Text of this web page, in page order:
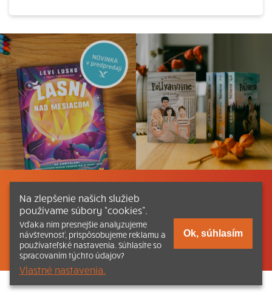
Listovať Obsah Dokumenty a články
Kontakt Tlačená verzia Katechizmu
© 2026 katechizmus.sk |Všetky práva vyhradené
funguje aj vďaka kresťanskému kníhkupectvu
Na zlepšenie našich služieb
používame súbory “cookies”.
Vďaka nim presnejšie analyzujeme
návštevnosť, prispôsobujeme reklamu a
používateľské nastavenia. Súhlasíte so
spracovaním týchto údajov?
Vlastné nastavenia.
Ok, súhlasím